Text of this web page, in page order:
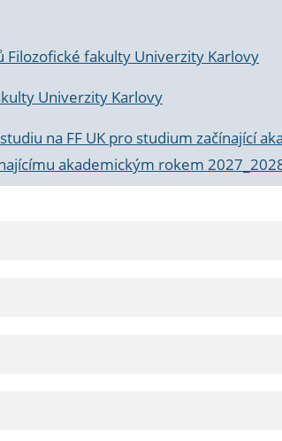
Filozofické fakulty Univerzity Karlovy
Univerzity Karlovy
na FF UK pro studium začínající
akademickým rokem